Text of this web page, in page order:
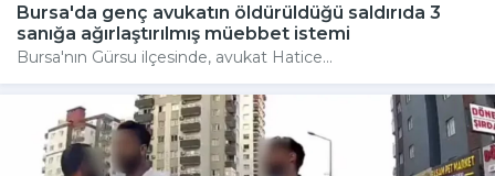
Bursa'da genç avukatın öldürüldüğü saldırıda 3
sanığa ağırlaştırılmış müebbet istemi
Bursa'nın Gürsu ilçesinde, avukat Hatice...